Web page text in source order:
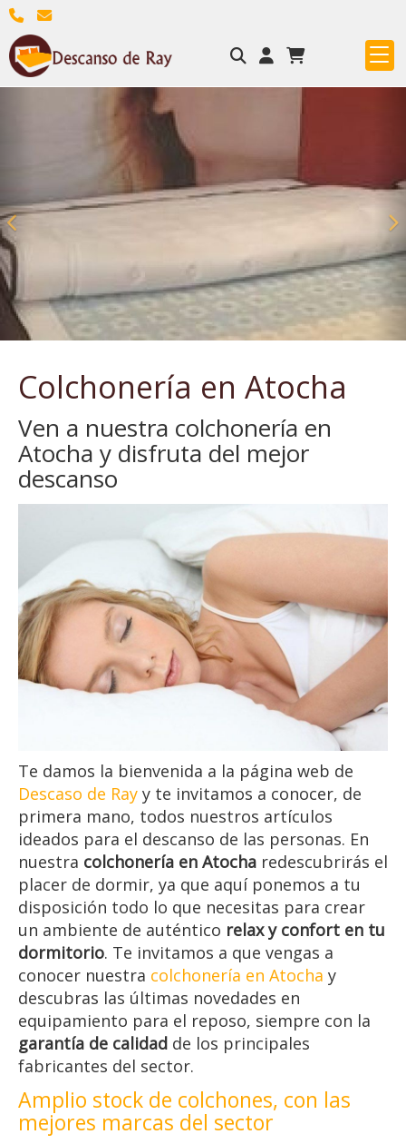
Colchonería en Atocha
Ven a nuestra colchonería en
Atocha y disfruta del mejor
descanso
Te damos la bienvenida a la página web de
Descaso de Ray y te invitamos a conocer, de
primera mano, todos nuestros artículos
ideados para el descanso de las personas. En
nuestra colchonería en Atocha redescubrirás el
placer de dormir, ya que aquí ponemos a tu
disposición todo lo que necesitas para crear
un ambiente de auténtico relax y confort en tu
dormitorio. Te invitamos a que vengas a
conocer nuestra colchonería en Atocha y
descubras las últimas novedades en
equipamiento para el reposo, siempre con la
garantía de calidad de los principales
fabricantes del sector.
Amplio stock de colchones, con las
mejores marcas del sector